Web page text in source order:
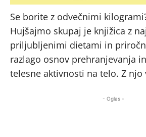
Se borite z odvečnimi
Hujšajmo skupaj je knjižica z
priljubljenimi dietami in
razlago osnov prehranjevanja
telesne aktivnosti na telo. Z njo
- Oglas -